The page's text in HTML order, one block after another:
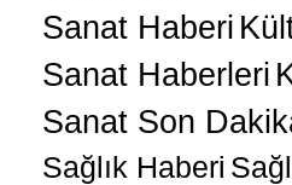
Sanat Haberi
Sanat Haberleri
Sanat Son
Sağlık Haberi